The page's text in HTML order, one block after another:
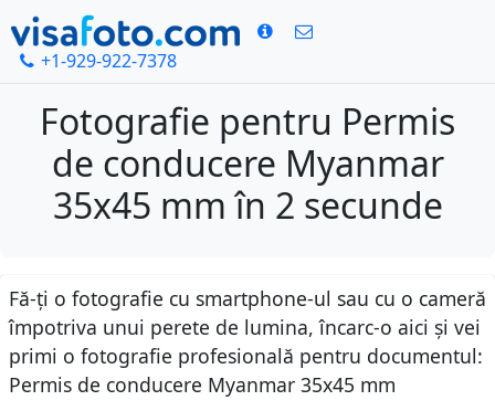
+1-929-922-7378
Fotografie pentru Permis
de conducere Myanmar
35x45 mm în 2 secunde
Fă-ți o fotografie cu smartphone-ul sau cu o cameră
împotriva unui perete de lumina, încarc-o aici și vei
primi o fotografie profesională pentru documentul:
Permis de conducere Myanmar 35x45 mm